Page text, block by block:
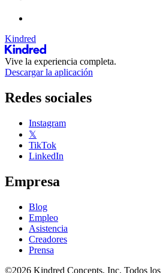
Kindred
Vive la experiencia completa.
Descargar la aplicación
Redes sociales
Instagram
𝕏
TikTok
LinkedIn
Empresa
Blog
Empleo
Asistencia
Creadores
Prensa
©2026 Kindred Concepts, Inc. Todos los